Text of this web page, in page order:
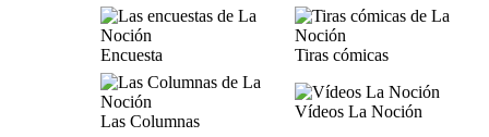
Encuesta Tiras cómicas
Las Columnas
Vídeos La Noción